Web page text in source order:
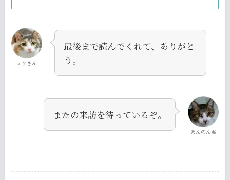
ミケさん
最後まで読んでくれて、ありがと
う。
あんのん君
またの来訪を待っているぞ。